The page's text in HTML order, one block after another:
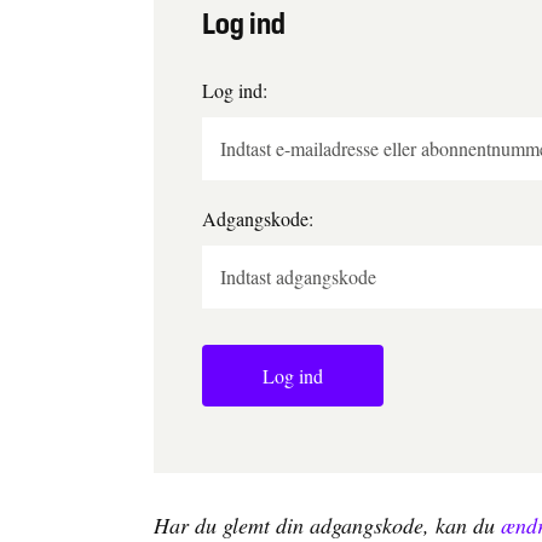
Log ind
Log ind:
Adgangskode:
Log ind
Har du glemt din adgangskode, kan du